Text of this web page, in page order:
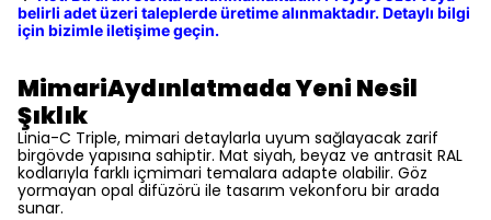
belirli adet üzeri taleplerde üretime alınmaktadır. Detaylı bilgi
için bizimle iletişime geçin.
MimariAydınlatmada Yeni Nesil
Şıklık
Linia-C Triple, mimari detaylarla uyum sağlayacak zarif
birgövde yapısına sahiptir. Mat siyah, beyaz ve antrasit RAL
kodlarıyla farklı içmimari temalara adapte olabilir. Göz
yormayan opal difüzörü ile tasarım vekonforu bir arada
sunar.